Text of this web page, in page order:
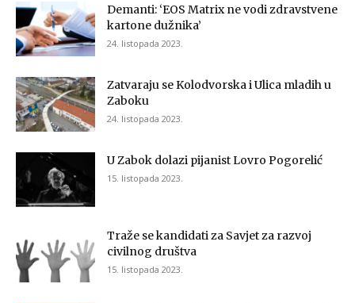
Demanti: ‘EOS Matrix ne vodi zdravstvene
kartone dužnika’
24. listopada 2023.
Zatvaraju se Kolodvorska i Ulica mladih u
Zaboku
24. listopada 2023.
U Zabok dolazi pijanist Lovro Pogorelić
15. listopada 2023.
Traže se kandidati za Savjet za razvoj
civilnog društva
15. listopada 2023.